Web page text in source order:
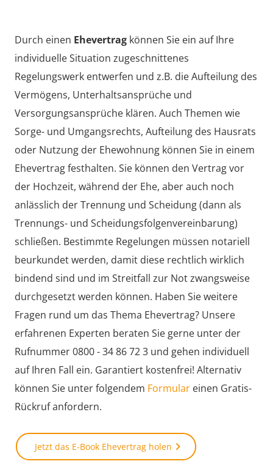
Durch einen Ehevertrag können Sie ein auf Ihre
individuelle Situation zugeschnittenes
Regelungswerk entwerfen und z.B. die Aufteilung des
Vermögens, Unterhaltsansprüche und
Versorgungsansprüche klären. Auch Themen wie
Sorge- und Umgangsrechts, Aufteilung des Hausrats
oder Nutzung der Ehewohnung können Sie in einem
Ehevertrag festhalten. Sie können den Vertrag vor
der Hochzeit, während der Ehe, aber auch noch
anlässlich der Trennung und Scheidung (dann als
Trennungs- und Scheidungsfolgenvereinbarung)
schließen. Bestimmte Regelungen müssen notariell
beurkundet werden, damit diese rechtlich wirklich
bindend sind und im Streitfall zur Not zwangsweise
durchgesetzt werden können. Haben Sie weitere
Fragen rund um das Thema Ehevertrag? Unsere
erfahrenen Experten beraten Sie gerne unter der
Rufnummer 0800 - 34 86 72 3 und gehen individuell
auf Ihren Fall ein. Garantiert kostenfrei! Alternativ
können Sie unter folgendem Formular einen Gratis-
Rückruf anfordern.
Jetzt das E-Book Ehevertrag holen